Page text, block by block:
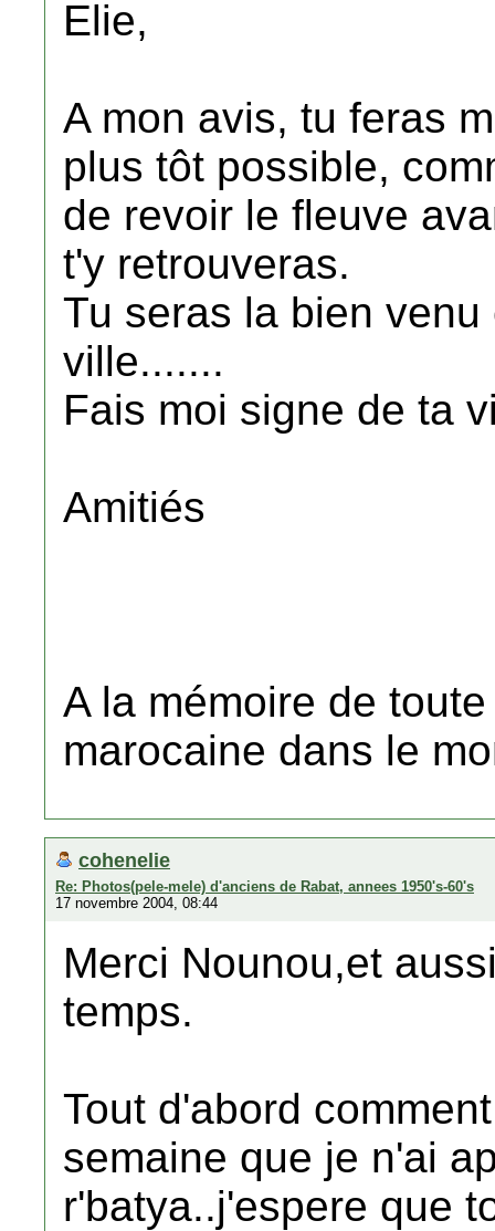
Elie,
A mon avis, tu feras
plus tôt possible,
de revoir le fleuve
t'y retrouveras.
Tu seras la bien
ville.......
Fais moi signe de ta
Amitiés
A la mémoire de
marocaine dans le
cohenelie
Re: Photos(pele-mele) d'anciens de Rabat, annees 1950's-60's
17 novembre 2004, 08:44
Merci Nounou,et
temps.
Tout d'abord
semaine que je n'ai
r'batya..j'espere que